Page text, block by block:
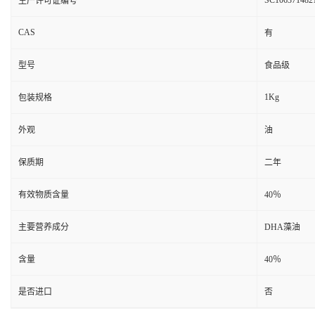
CAS 有
型号 食品级
包装规格 1Kg
外观 油
保质期 二年
有效物质含量 40％
主要营养成分 DHA藻油
含量 40％
是否进口 否